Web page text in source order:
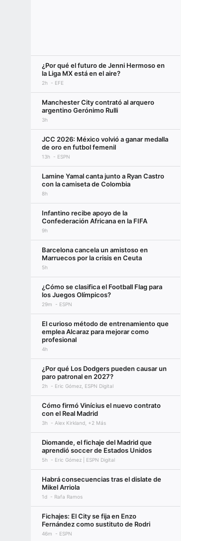
¿Por qué el futuro de Jenni Hermoso en
la Liga MX está en el aire?
2h EFE
Manchester City contrató al arquero
argentino Gerónimo Rulli
3h
JCC 2026: México volvió a ganar medalla
de oro en futbol femenil
13h ESPN
Lamine Yamal canta junto a Ryan Castro
con la camiseta de Colombia
8h
Infantino recibe apoyo de la
Confederación Africana en la FIFA
9h
Barcelona cancela un amistoso en
Marruecos por la crisis en Ceuta
5h
¿Cómo se clasifica el Football Flag para
los Juegos Olímpicos?
29m ESPN
El curioso método de entrenamiento que
emplea Alcaraz para mejorar como
profesional
4h
¿Por qué Los Dodgers pueden causar un
paro patronal en 2027?
2h Eric Gómez, ESPN Digital
Cómo firmó Vinícius el nuevo contrato
con el Real Madrid
3h Alex Kirkland, +2 Más
Diomande, el fichaje del Madrid que
aprendió soccer de Estados Unidos
5h Eric Gómez | ESPN Digital
Habrá consecuencias tras el dislate de
Mikel Arriola
1d Rafa Ramos
Fichajes: El City se fija en Enzo
Fernández como sustituto de Rodri
46m ESPN